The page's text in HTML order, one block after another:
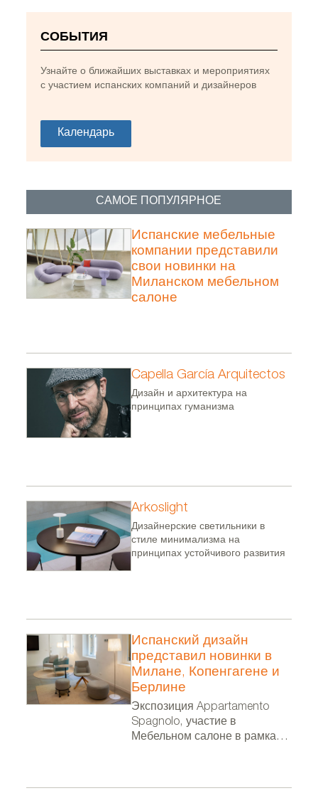
Коллекция посуды SERENE от Luesma & Vega.
Фото предоставлено Luesma & Vega.
СОБЫТИЯ
Узнайте о ближайших выставках и мероприятиях
с участием испанских компаний и дизайнеров
Календарь
САМОЕ ПОПУЛЯРНОЕ
Испанские мебельные
компании представили
свои новинки на
Миланском мебельном
салоне
Capella García Arquitectos
Дизайн и архитектура на
принципах гуманизма
Arkoslight
Дизайнерские светильники в
стиле минимализма на
принципах устойчивого развития
Испанский дизайн
представил новинки в
Милане, Копенгагене и
Берлине
Экспозиция Appartamento
Spagnolo, участие в
Мебельном салоне в рамках